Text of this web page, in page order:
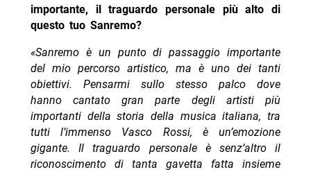
importante, il traguardo personale più alto di
questo tuo Sanremo?
«Sanremo è un punto di passaggio importante
del mio percorso artistico, ma è uno dei tanti
obiettivi. Pensarmi sullo stesso palco dove
hanno cantato gran parte degli artisti più
importanti della storia della musica italiana, tra
tutti l’immenso Vasco Rossi, è un’emozione
gigante. Il traguardo personale è senz’altro il
riconoscimento di tanta gavetta fatta insieme